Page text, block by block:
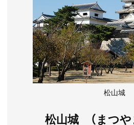
利用料金／大人(12歳以上)700円
営業時間／6:00～23:00(札止
アクセス／伊予鉄道電停JR松
電車(道後温泉行き)で約25分 徒
所在地／愛媛県松山市道後湯之
お問い合わせ／089-921-5141
道後温泉 公式サイト
松山城
松山城 （まつや